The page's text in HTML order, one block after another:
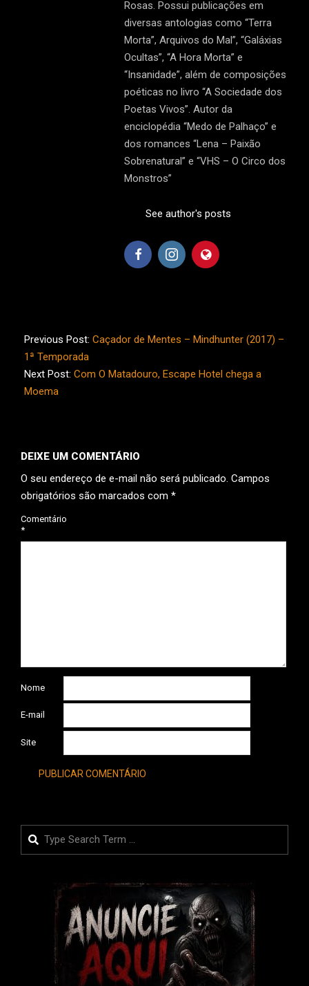
Rosas. Possui publicações em
diversas antologias como “Terra
Morta”, Arquivos do Mal”, “Galáxias
Ocultas”, “A Hora Morta” e
“Insanidade”, além de composições
poéticas no livro “A Sociedade dos
Poetas Vivos”. Autor da
enciclopédia “Medo de Palhaço” e
dos romances “Lena – Paixão
Sobrenatural” e “VHS – O Circo dos
Monstros”
See author's posts
08-
14
Previous Post: Caçador de Mentes – Mindhunter (2017) –
1ª Temporada
Next Post: Com O Matadouro, Escape Hotel chega a
Moema
DEIXE UM COMENTÁRIO
O seu endereço de e-mail não será publicado. Campos
obrigatórios são marcados com *
Comentário
*
Nome
E-mail
Site
Search